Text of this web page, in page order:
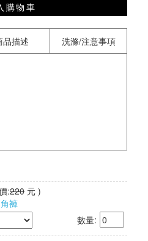
購物車
品描述 洗滌/注意事項
:220 元 )
褲
數量: